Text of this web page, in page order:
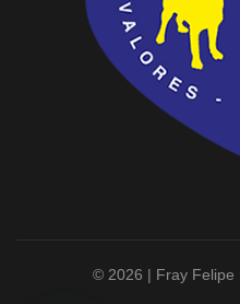
© 2026 | Fray Felipe